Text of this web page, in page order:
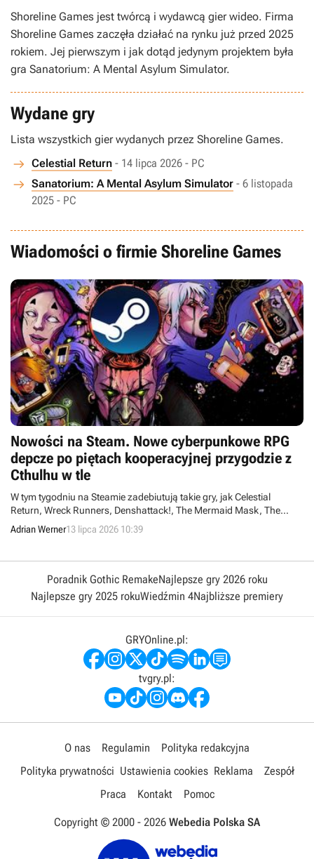
Shoreline Games jest twórcą i wydawcą gier wideo. Firma
Shoreline Games zaczęła działać na rynku już przed 2025
rokiem. Jej pierwszym i jak dotąd jedynym projektem była
gra Sanatorium: A Mental Asylum Simulator.
Wydane gry
Lista wszystkich gier wydanych przez Shoreline Games.
Celestial Return - 14 lipca 2026 - PC
Sanatorium: A Mental Asylum Simulator - 6 listopada
2025 - PC
Wiadomości o firmie Shoreline Games
Nowości na Steam. Nowe cyberpunkowe RPG
depcze po piętach kooperacyjnej przygodzie z
Cthulhu w tle
W tym tygodniu na Steamie zadebiutują takie gry, jak Celestial
Return, Wreck Runners, Denshattack!, The Mermaid Mask, The
Mound: Omen of Cthulhu, Ragnarok: The New World, Moss: The
Forgotten Relic, Funnel Runners czy Dead Weight.
Adrian Werner13 lipca 2026 10:39
Poradnik Gothic RemakeNajlepsze gry 2026 roku
Najlepsze gry 2025 rokuWiedźmin 4Najbliższe premiery
GRYOnline.pl:
tvgry.pl:
O nas Regulamin
Polityka redakcyjna
Polityka prywatności Ustawienia cookies Reklama
Zespół
Praca
Kontakt Pomoc
Copyright © 2000 - 2026 Webedia Polska SA